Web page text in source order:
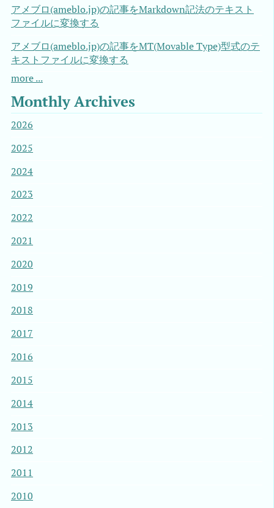
アメブロ(ameblo.jp)の記事をMarkdown記法のテキスト
ファイルに変換する
アメブロ(ameblo.jp)の記事をMT(Movable Type)型式のテ
キストファイルに変換する
more ...
Monthly Archives
2026
2025
2024
2023
2022
2021
2020
2019
2018
2017
2016
2015
2014
2013
2012
2011
2010